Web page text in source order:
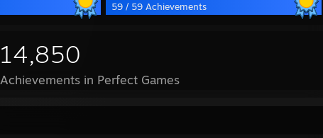
59 / 59 Achievements
14,850
Achievements in Perfect Games